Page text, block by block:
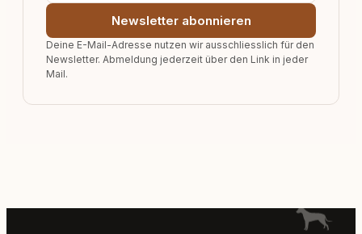
Newsletter abonnieren
Deine E-Mail-Adresse nutzen wir ausschliesslich für den
Newsletter. Abmeldung jederzeit über den Link in jeder
Mail.